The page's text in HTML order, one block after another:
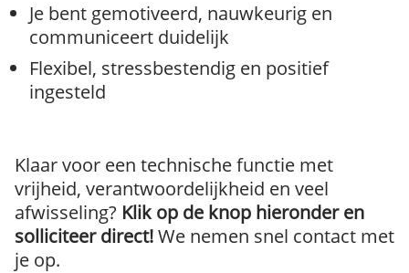
Je bent gemotiveerd, nauwkeurig en
communiceert duidelijk
Flexibel, stressbestendig en positief
ingesteld
Klaar voor een technische functie met
vrijheid, verantwoordelijkheid en veel
afwisseling? Klik op de knop hieronder en
solliciteer direct!We nemen snel contact met
je op.